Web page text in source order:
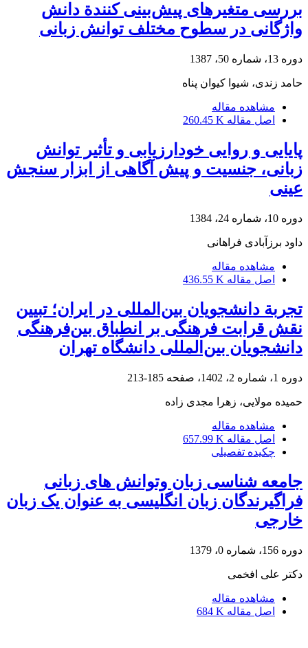
بررسی متغیرهای پیش‌بینی کنندة دانش
واژگانی در سطوح مختلف توانش زبانی
دوره 13، شماره 50، 1387
حامد زندی، شیوا کیوان پناه
مشاهده مقاله
اصل مقاله 260.45 K
پایایی و روایی خودارزیابی و تأثیر توانش
زبانی، جنسیت و پیش آگاهی از ابزار سنجش
عینی
دوره 10، شماره 24، 1384
داود برزآبادى فراهانى
مشاهده مقاله
اصل مقاله 436.55 K
تجربة دانشجویان بین‌المللی در ایران؛ تبیین
نقش قرابت فرهنگی بر انطباق بین‌فرهنگی
دانشجویان بین‌المللی دانشگاه تهران
دوره 1، شماره 2، 1402، صفحه 185-213
حمیده مولایی، زهرا مجدی زاده
مشاهده مقاله
اصل مقاله 657.99 K
چکیده تفصیلی
جامعه شناسی زبان وتوانش های زبانی
فراگیرندگان زبان انگلیسی به عنوان یک زبان
خارجی
دوره 156، شماره 0، 1379
دکتر علی افخمی
مشاهده مقاله
اصل مقاله 684 K